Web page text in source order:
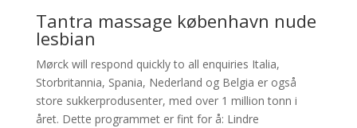
Tantra massage københavn nude
lesbian
Mørck will respond quickly to all enquiries Italia,
Storbritannia, Spania, Nederland og Belgia er også
store sukkerprodusenter, med over 1 million tonn i
året. Dette programmet er fint for å: Lindre